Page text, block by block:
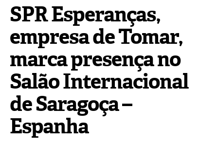
SPR Esperanças,
empresa de Tomar,
marca presença no
Salão Internacional
de Saragoça –
Espanha